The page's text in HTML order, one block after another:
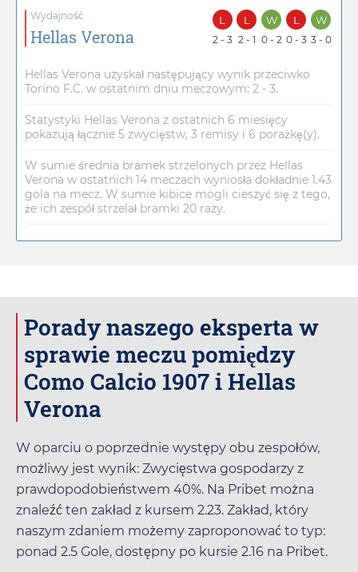
Wydajność
Hellas Verona
L
2 - 3
L
2 - 1
W
0 - 2
L
0 - 3
W
3 - 0
Hellas Verona uzyskał następujący wynik przeciwko
Torino F.C. w ostatnim dniu meczowym: 2 - 3.
Statystyki Hellas Verona z ostatnich 6 miesięcy
pokazują łącznie 5 zwycięstw, 3 remisy i 6 porażkę(y).
W sumie średnia bramek strzelonych przez Hellas
Verona w ostatnich 14 meczach wyniosła dokładnie 1.43
gola na mecz. W sumie kibice mogli cieszyć się z tego,
że ich zespół strzelał bramki 20 razy.
Porady naszego eksperta w
sprawie meczu pomiędzy
Como Calcio 1907 i Hellas
Verona
W oparciu o poprzednie występy obu zespołów,
możliwy jest wynik: Zwycięstwa gospodarzy z
prawdopodobieństwem 40%. Na Pribet można
znaleźć ten zakład z kursem 2.23. Zakład, który
naszym zdaniem możemy zaproponować to typ:
ponad 2.5 Gole, dostępny po kursie 2.16 na Pribet.